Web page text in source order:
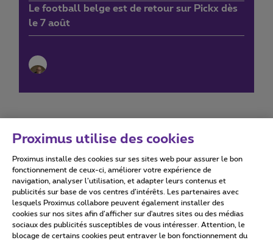
Le football belge est de retour sur Pickx dès
le 7 août
Conditions d'utilisation Accessibility statement
Tous droits réservés. © 2026
Proximus utilise des cookies
Proximus installe des cookies sur ses sites web pour assurer le bon
fonctionnement de ceux-ci, améliorer votre expérience de
navigation, analyser l’utilisation, et adapter leurs contenus et
publicités sur base de vos centres d’intérêts. Les partenaires avec
lesquels Proximus collabore peuvent également installer des
cookies sur nos sites afin d’afficher sur d'autres sites ou des médias
sociaux des publicités susceptibles de vous intéresser. Attention, le
blocage de certains cookies peut entraver le bon fonctionnement du